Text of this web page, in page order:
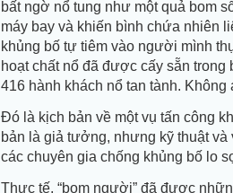
bất ngờ nổ tung như một quả bom
máy bay và khiến bình chứa nhiên
khủng bố tự tiêm vào người mình
hoạt chất nổ đã được cấy sẵn
416 hành khách nổ tan tành. Không
Đó là kịch bản về một vụ tấn công
bản là giả tưởng, nhưng kỹ thuật
các chuyên gia chống khủng bố lo
Thực tế, “bom người” đã được